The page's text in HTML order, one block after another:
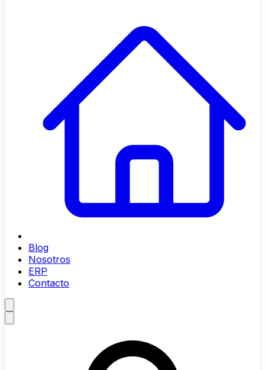
Blog
Nosotros
ERP
Contacto